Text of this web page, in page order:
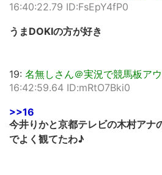
16:40:22.79 ID:FsEpY4fP0
うまDOKIの方が好き
19: 名無しさん＠実況で競馬板アウ
16:42:59.64 ID:mRtO7Bki0
>>16
今井りかと京都テレビの木村アナ
でよく観てたわ♪